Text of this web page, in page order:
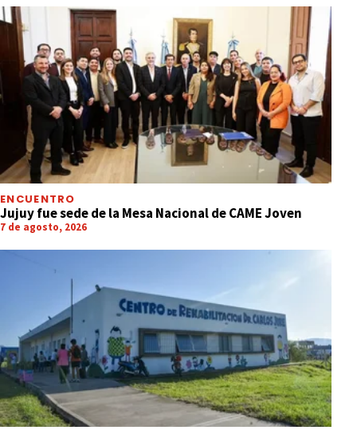
ENCUENTRO
Jujuy fue sede de la Mesa Nacional de CAME Joven
7 de agosto, 2026